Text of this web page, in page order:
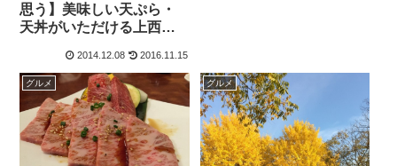
思う】美味しい天ぷら・
天丼がいただける上西町
で絶品丸穴子天丼をいた
だく♪
2014.12.08 2016.11.15
グルメ グルメ